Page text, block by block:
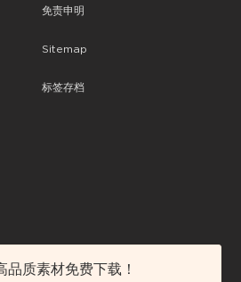
免责申明
Sitemap
标签存档
品质素材免费下载！